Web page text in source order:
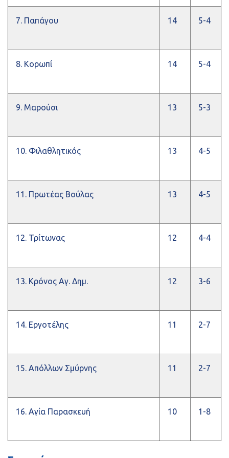
7. Παπάγου 14 5-4
8. Κορωπί 14 5-4
9. Μαρούσι 13 5-3
10. Φιλαθλητικός 13 4-5
11. Πρωτέας Βούλας 13 4-5
12. Τρίτωνας 12 4-4
13. Κρόνος Αγ. Δημ. 12 3-6
14. Εργοτέλης 11 2-7
15. Απόλλων Σμύρνης 11 2-7
16. Αγία Παρασκευή 10 1-8